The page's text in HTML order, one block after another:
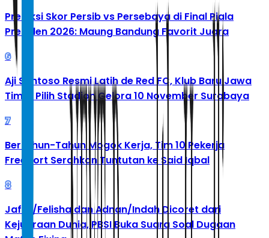
Prediksi Skor Persib vs Persebaya di Final Piala
Presiden 2026: Maung Bandung Favorit Juara
6
Aji Santoso Resmi Latih de Red FC, Klub Baru Jawa
Timur Pilih Stadion Gelora 10 November Surabaya
7
Bertahun-Tahun Mogok Kerja, Tim 10 Pekerja
Freeport Serahkan Tuntutan ke Said Iqbal
8
Jafar/Felisha dan Adnan/Indah Dicoret dari
Kejuaraan Dunia, PBSI Buka Suara Soal Dugaan